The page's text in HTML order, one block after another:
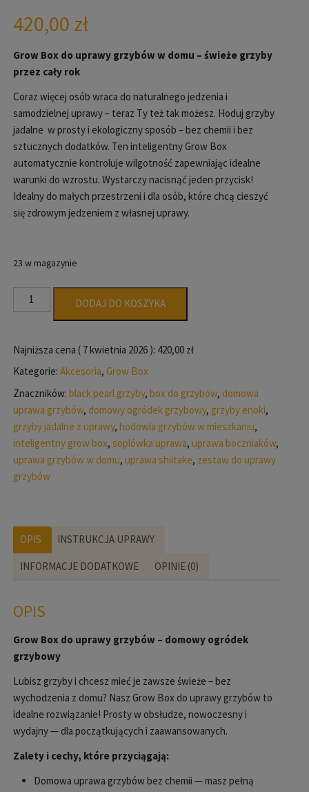
420,00 zł
Grow Box do uprawy grzybów w domu – świeże grzyby
przez cały rok
Coraz więcej osób wraca do naturalnego jedzenia i
samodzielnej uprawy – teraz Ty też tak możesz. Hoduj grzyby
jadalne w prosty i ekologiczny sposób – bez chemii i bez
sztucznych dodatków. Ten inteligentny Grow Box
automatycznie kontroluje wilgotność zapewniając idealne
warunki do wzrostu. Wystarczy nacisnąć jeden przycisk!
Idealny do małych przestrzeni i dla osób, które chcą cieszyć
się zdrowym jedzeniem z własnej uprawy.
23 w magazynie
ilość
Grow
do
grzybów
–
domowy
ogródek
grzybowy
DODAJ DO KOSZYKA
Najniższa cena (7 kwietnia 2026): 420,00 zł
Kategorie: Akcesoria, Grow Box
Znaczników: black pearl grzyby, box do grzybów, domowa
uprawa grzybów, domowy ogródek grzybowy, grzyby enoki,
grzyby jadalne z uprawy, hodowla grzybów w mieszkaniu,
inteligentny grow box, soplówka uprawa, uprawa boczniaków,
uprawa grzybów w domu, uprawa shiitake, zestaw do uprawy
grzybów
OPIS INSTRUKCJA UPRAWY
INFORMACJE DODATKOWE OPINIE (0)
OPIS
Grow Box do uprawy grzybów – domowy ogródek
grzybowy
Lubisz grzyby i chcesz mieć je zawsze świeże – bez
wychodzenia z domu? Nasz Grow Box do uprawy grzybów to
idealne rozwiązanie! Prosty w obsłudze, nowoczesny i
wydajny— dla początkujących i zaawansowanych.
Zalety i cechy, które przyciągają:
Domowa uprawa grzybów bez chemii — masz pełną